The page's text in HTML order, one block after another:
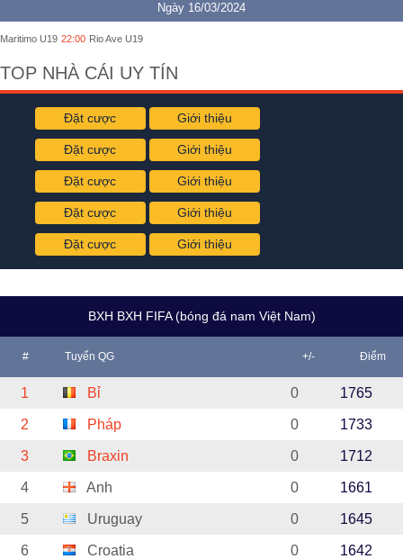
Ngày 16/03/2024
Maritimo U19 22:00 Rio Ave U19
TOP NHÀ CÁI UY TÍN
Đặt cược Giới thiệu
Đặt cược Giới thiệu
Đặt cược Giới thiệu
Đặt cược Giới thiệu
Đặt cược Giới thiệu
BXH BXH FIFA (bóng đá nam Việt Nam)
# Tuyển QG +/- Điểm
1 Bỉ 0 1765
2 Pháp 0 1733
3 Braxin 0 1712
4 Anh 0 1661
5 Uruguay 0 1645
6 Croatia 0 1642